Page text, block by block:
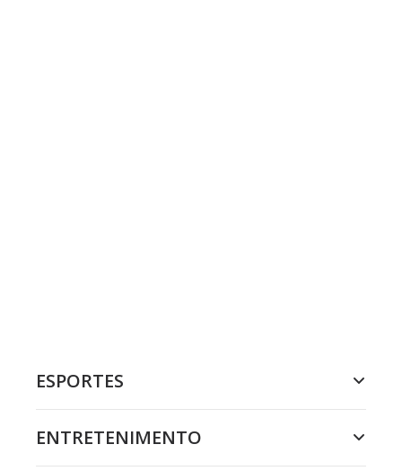
ESPORTES
ENTRETENIMENTO